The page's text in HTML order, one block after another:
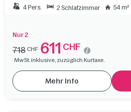
4 Pers. 2 Schlafzimmer 54 m²
Nur 2
718 CHF 611 CHF
MwSt. inklusive, zuzüglich Kurtaxe.
Mehr Info